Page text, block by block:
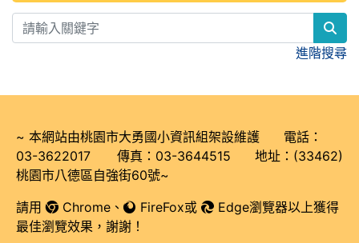
進階搜尋
~ 本網站由桃園市大勇國小資訊組架設維護 電話：
03-3622017 傳真：03-3644515 地址：(33462)
桃園市八德區自強街60號~
請用
Chrome 、 FireFox或
Edge瀏覽器以上獲得
最佳瀏覽效果，謝謝！